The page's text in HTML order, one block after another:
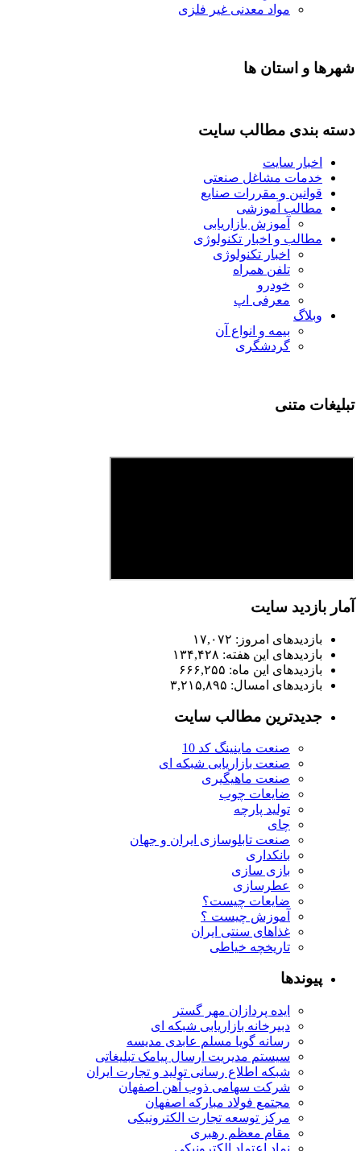
مواد معدنی غیر فلزی
شهرها و استان ها
دسته بندی مطالب سایت
اخبار سایت
خدمات مشاغل صنعتی
قوانین و مقررات صنایع
مطالب آموزشی
آموزش بازاریابی
مطالب و اخبار تکنولوژی
اخبار تکنولوژی
تلفن همراه
خودرو
معرفی اپ
وبلاگ
بیمه و انواع آن
گردشگری
تبلیغات متنی
آمار بازدید سایت
بازدیدهای امروز: ۱۷,۰۷۲
بازدیدهای این هفته: ۱۳۴,۴۲۸
بازدیدهای این ماه: ۶۶۶,۲۵۵
بازدیدهای امسال: ۳,۲۱۵,۸۹۵
جدیدترین مطالب سایت
صنعت ماینینگ کد 10
صنعت بازاریابی شبکه ای
صنعت ماهیگیری
ضایعات چوب
تولید پارچه
چای
صنعت تابلوسازی ایران و جهان
بانکداری
بازی سازی
عطرسازی
ضایعات چیست؟
آموزش چیست ؟
غذاهای سنتی ایران
تاریخچه خیاطی
پیوندها
ایده پردازان مهر گستر
دبیرخانه بازاریابی شبکه ای
رسانه گویا مسلم عابدی مدیسه
سیستم مدیریت ارسال پیامک تبلیغاتی
شبکه اطلاع رسانی تولید و تجارت ایران
شرکت سهامی ذوب آهن اصفهان
مجتمع فولاد مبارکه اصفهان
مرکز توسعه تجارت الکترونیکی
مقام معظم رهبری
نماد اعتماد الکترونیکی